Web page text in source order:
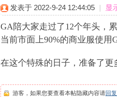
发表于 2022-9-24 12:44:05 | 显
GA陪大家走过了12个年头，
当前市面上90%的商业服使用
在这个特殊的日子，准备了
游客，如果您要查看本帖隐藏内容请回复